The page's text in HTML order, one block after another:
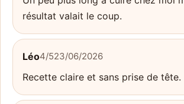
résultat valait le coup.
Léo4/523/06/2026
Recette claire et sans prise de tête.